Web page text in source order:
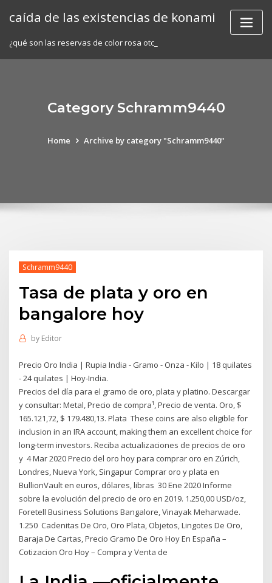
caída de las existencias de konami
¿qué son las reservas de color rosa otc_
Category Schramm9440
Home Archive by category "Schramm9440"
Schramm9440
Tasa de plata y oro en
bangalore hoy
by Editor
Precio Oro India | Rupia India - Gramo - Onza - Kilo | 18 quilates
- 24 quilates | Hoy-India.
Precios del día para el gramo de oro, plata y platino. Descargar
y consultar: Metal, Precio de compra¹, Precio de venta. Oro, $
165.121,72, $ 179.480,13. Plata These coins are also eligible for
inclusion in an IRA account, making them an excellent choice for
long-term investors. Reciba actualizaciones de precios de oro
y 4 Mar 2020 Precio del oro hoy para comprar oro en Zúrich,
Londres, Nueva York, Singapur Comprar oro y plata en
BullionVault en euros, dólares, libras 30 Ene 2020 Informe
sobre la evolución del precio de oro en 2019. 1.250,00 USD/oz,
Foretell Business Solutions Bangalore, Vinayak Meharwade.
1.250 Cadenitas De Oro, Oro Plata, Objetos, Lingotes De Oro,
Baraja De Cartas, Precio Gramo De Oro Hoy En España –
Cotizacion Oro Hoy – Compra y Venta de